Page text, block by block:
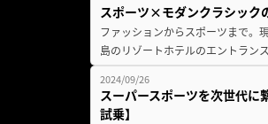
スポーツ×モダンクラシック
ファッションからスポーツまで。
島のリゾートホテルのエントラン
2024/09/26
スーパースポーツを次世代に
試乗】